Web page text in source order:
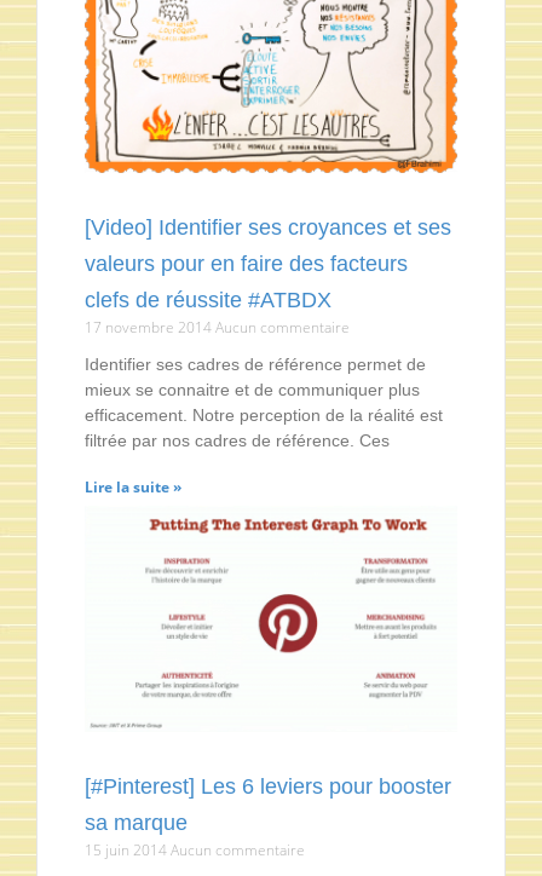
[Video] Identifier ses croyances et ses
valeurs pour en faire des facteurs
clefs de réussite #ATBDX
17 novembre 2014Aucun commentaire
Identifier ses cadres de référence permet de
mieux se connaitre et de communiquer plus
efficacement. Notre perception de la réalité est
filtrée par nos cadres de référence. Ces
Lire la suite »
[#Pinterest] Les 6 leviers pour booster
sa marque
15 juin 2014Aucun commentaire